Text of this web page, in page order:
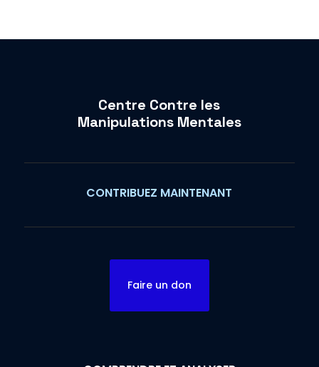
Centre Contre les
Manipulations Mentales
CONTRIBUEZ MAINTENANT
Faire un don